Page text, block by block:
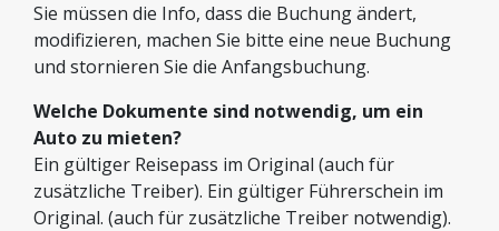
Sie müssen die Info, dass die Buchung ändert,
modifizieren, machen Sie bitte eine neue Buchung
und stornieren Sie die Anfangsbuchung.
Welche Dokumente sind notwendig, um ein
Auto zu mieten?
Ein gültiger Reisepass im Original (auch für
zusätzliche Treiber). Ein gültiger Führerschein im
Original. (auch für zusätzliche Treiber notwendig).